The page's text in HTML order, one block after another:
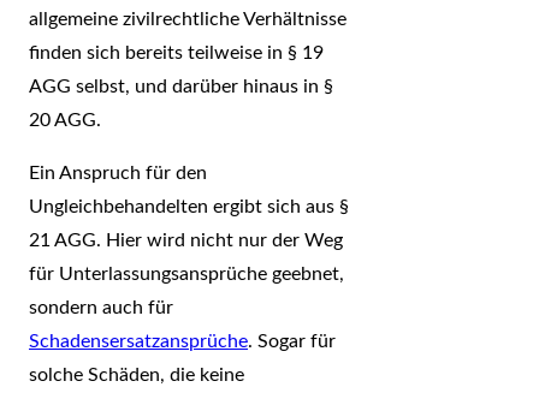
allgemeine zivilrechtliche Verhältnisse
finden sich bereits teilweise in § 19
AGG selbst, und darüber hinaus in §
20 AGG.
Ein Anspruch für den
Ungleichbehandelten ergibt sich aus §
21 AGG. Hier wird nicht nur der Weg
für Unterlassungsansprüche geebnet,
sondern auch für
Schadensersatzansprüche. Sogar für
solche Schäden, die keine